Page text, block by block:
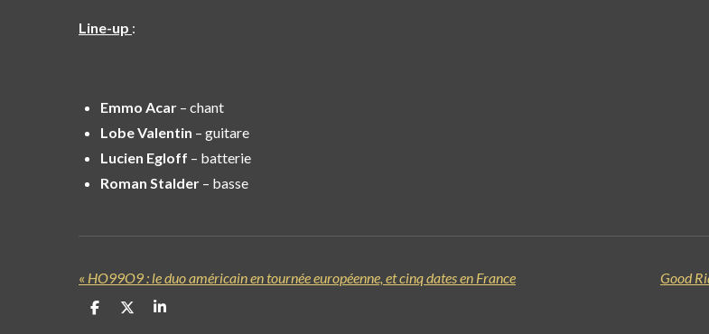
Line-up :
Emmo Acar – chant
Lobe Valentin – guitare
Lucien Egloff – batterie
Roman Stalder – basse
« HO99O9 : le duo américain en tournée européenne, et cinq dates en France
P
P
P